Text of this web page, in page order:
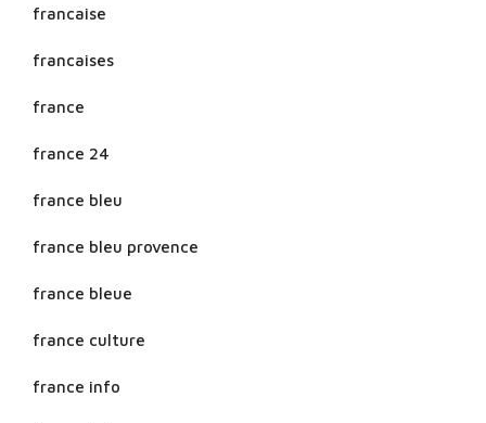
francaise
francaises
france
france 24
france bleu
france bleu provence
france bleue
france culture
france info